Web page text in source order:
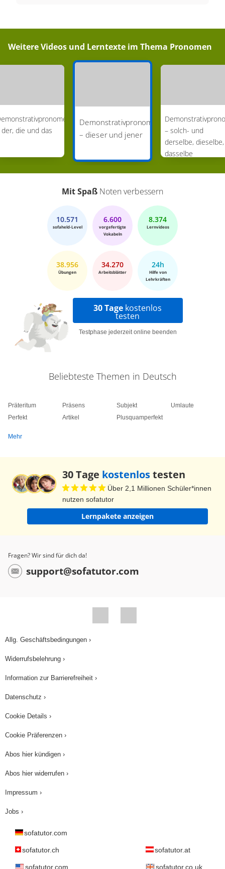
Weitere Videos und Lerntexte im Thema Pronomen
der, die und das
Demonstrativpronomen
– dieser und jener
– solch- und
derselbe, dieselbe,
dasselbe
Mit Spaß Noten verbessern
10.571
sofaheld-Level
6.600
vorgefertigte
Vokabeln
8.374
Lernvideos
38.956
Übungen
34.270
Arbeitsblätter
24h
Hilfe von
Lehrkräften
30 Tage kostenlos
testen
Testphase jederzeit online beenden
Beliebteste Themen in Deutsch
Präteritum
Perfekt
Präsens
Artikel
Subjekt
Plusquamperfekt
Umlaute
Mehr
30 Tage kostenlostesten
Über 2,1 Millionen Schüler*innen
nutzen sofatutor
Lernpakete anzeigen
Fragen? Wir sind für dich da!
support@sofatutor.com
Allg. Geschäftsbedingungen ›
Widerrufsbelehrung ›
Information zur Barrierefreiheit ›
Datenschutz ›
Cookie Details ›
Cookie Präferenzen ›
Abos hier kündigen ›
Abos hier widerrufen ›
Impressum ›
Jobs ›
sofatutor.com
sofatutor.ch sofatutor.at
sofatutor.com sofatutor.co.uk